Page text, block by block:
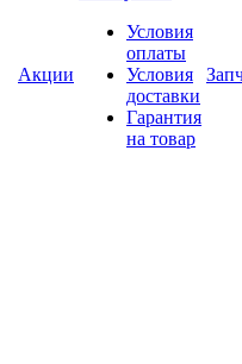
Акции
Условия
оплаты
Условия
доставки
Гарантия
на товар